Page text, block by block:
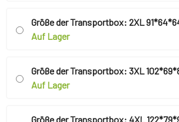
Größe der Transportbox: 2XL
Auf Lager
Größe der Transportbox: 3XL
Auf Lager
Größe der Transportbox: 4XL